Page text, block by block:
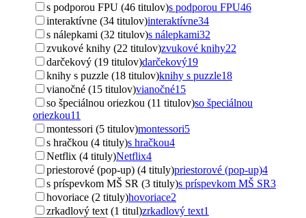
s podporou FPU (46 titulov)s podporou FPU46
interaktívne (34 titulov)interaktívne34
s nálepkami (32 titulov)s nálepkami32
zvukové knihy (22 titulov)zvukové knihy22
darčekový (19 titulov)darčekový19
knihy s puzzle (18 titulov)knihy s puzzle18
vianočné (15 titulov)vianočné15
so špeciálnou oriezkou (11 titulov)so špeciálnou
oriezkou11
montessori (5 titulov)montessori5
s hračkou (4 tituly)s hračkou4
Netflix (4 tituly)Netflix4
priestorové (pop-up) (4 tituly)priestorové (pop-up)4
s príspevkom MŠ SR (3 tituly)s príspevkom MŠ SR3
hovoriace (2 tituly)hovoriace2
zrkadlový text (1 titul)zrkadlový text1